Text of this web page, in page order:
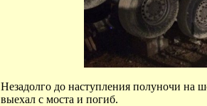
Незадолго до наступления полуночи на
выехал с моста и погиб.